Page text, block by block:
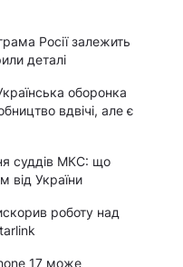
Росії залежить
деталі
оборонка
вдвічі, але є
суддів МКС: що
від України
роботу над
17 може